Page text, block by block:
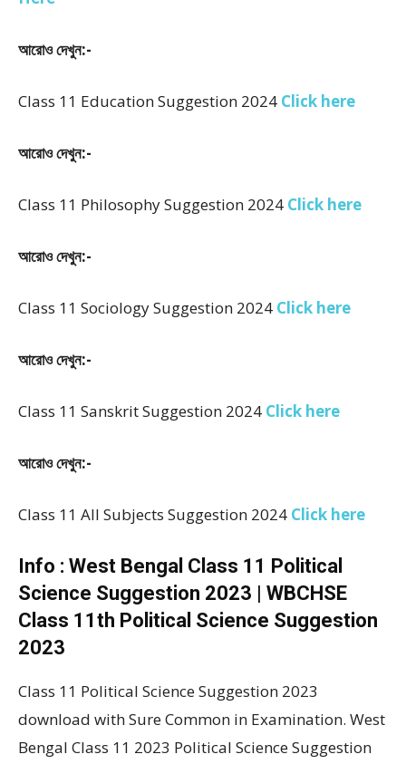
আরোও দেখুন:-
Class 11 Education Suggestion 2024 Click here
আরোও দেখুন:-
Class 11 Philosophy Suggestion 2024 Click here
আরোও দেখুন:-
Class 11 Sociology Suggestion 2024 Click here
আরোও দেখুন:-
Class 11 Sanskrit Suggestion 2024 Click here
আরোও দেখুন:-
Class 11 All Subjects Suggestion 2024 Click here
Info : West Bengal Class 11 Political
Science Suggestion 2023 | WBCHSE
Class 11th Political Science Suggestion
2023
Class 11 Political Science Suggestion 2023
download with Sure Common in Examination. West
Bengal Class 11 2023 Political Science Suggestion